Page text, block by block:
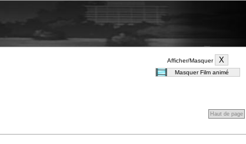
Afficher/Masquer
Haut de page